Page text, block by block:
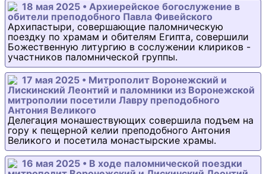
18 мая 2025 • Архиерейское богослужение в
обители преподобного Павла Фивейского
Архипастыри, совершающие паломническую
поездку по храмам и обителям Египта, совершили
Божественную литургию в сослужении клириков -
участников паломнической группы.
17 мая 2025 • Митрополит Воронежский и
Лискинский Леонтий и паломники из Воронежской
митрополии посетили Лавру преподобного
Антония Великого
Делегация монашествующих совершила подъем на
гору к пещерной келии преподобного Антония
Великого и посетила монастырские храмы.
16 мая 2025 • В ходе паломнической поездки